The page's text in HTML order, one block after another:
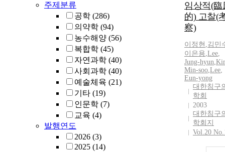
주제분류
공학 (286)
의약학 (94)
농수해양 (56)
복합학 (45)
자연과학 (40)
사회과학 (40)
예술체육 (21)
기타 (19)
인문학 (7)
교육 (4)
발행연도
2026 (3)
2025 (14)
임상적(臨
的) 고찰(
察)
이정현 ,김민
이은용,Lee,
Jung-hyun,
Min-soo,Lee,
Eun-yong
대한침구
학회
2003
대한침구
학회지
Vol.20